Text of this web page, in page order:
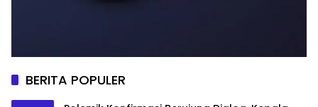
BERITA POPULER